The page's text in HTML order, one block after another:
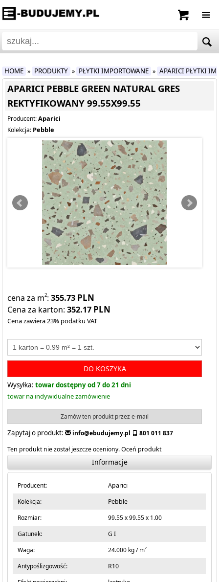
HOME » PRODUKTY » PŁYTKI IMPORTOWANE » APARICI PŁYTKI
APARICI PEBBLE GREEN NATURAL GRES
REKTYFIKOWANY 99.55X99.55
Producent:Aparici
Kolekcja: Pebble
cena za m2:355.73 PLN
Cena za karton:352.17 PLN
Cena zawiera 23% podatku VAT
DO KOSZYKA
Wysyłka: towar dostępny od 7 do 21 dni
towar na indywidualne zamówienie
Zamów ten produkt przez e-mail
Zapytaj o produkt: info@ebudujemy.pl
801 011 837
Ten produkt nie został jeszcze oceniony.Oceń produkt
Informacje
Producent:
Aparici
Kolekcja:
Pebble
Rozmiar:
99.55 x 99.55 x 1.00
Gatunek:
G I
Waga:
24.000 kg / m2
Antypoślizgowość:
R10